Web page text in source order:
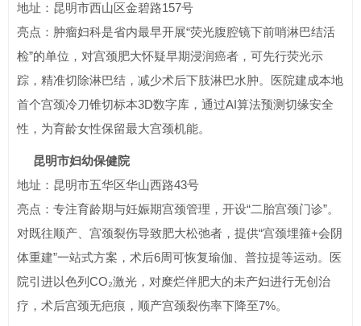
地址：昆明市西山区金碧路157号
亮点：肿瘤妇科是省内最早开展“荧光腹腔镜下前哨淋巴结活
检”的单位，对宫颈肥大怀疑早期浸润癌者，可先行荧光示
踪，精准切除淋巴结，减少术后下肢淋巴水肿。医院建成本地
首个宫颈冷刀锥切标本3D数字库，通过AI算法预测切缘安全
性，为育龄女性保留最大宫颈机能。
昆明市妇幼保健院
地址：昆明市五华区华山西路43号
亮点：专注育龄期与妊娠期宫颈管理，开设“二胎宫颈门诊”。
对既往顺产、宫颈裂伤导致肥大松弛者，提供“宫颈埋箍+会阴
体重建”一站式方案，术后6周可恢复瑜伽、普拉提等运动。医
院引进以色列CO₂激光，对糜烂伴肥大的未产妇进行无创治
疗，术后宫颈无疤痕，顺产宫颈裂伤率下降至7%。